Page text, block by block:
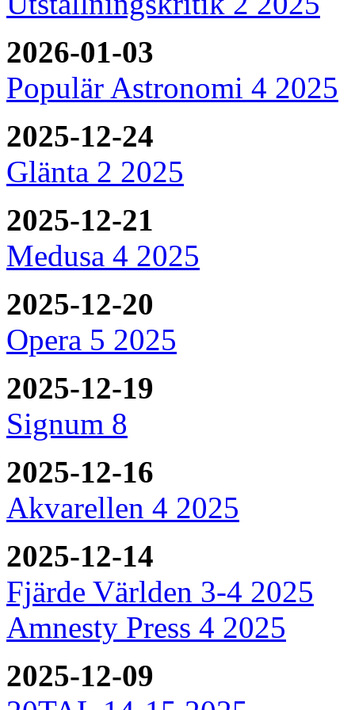
2026-01-03
Populär Astronomi 4 2025
2025-12-24
Glänta 2 2025
2025-12-21
Medusa 4 2025
2025-12-20
Opera 5 2025
2025-12-19
Signum 8
2025-12-16
Akvarellen 4 2025
2025-12-14
Fjärde Världen 3-4 2025
Amnesty Press 4 2025
2025-12-09